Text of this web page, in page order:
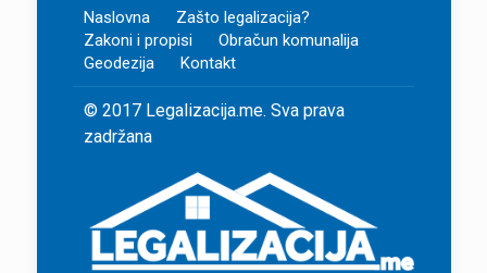
Naslovna
Zašto legalizacija?
Zakoni i propisi
Obračun komunalija
Geodezija
Kontakt
© 2017 Legalizacija.me. Sva prava
zadržana